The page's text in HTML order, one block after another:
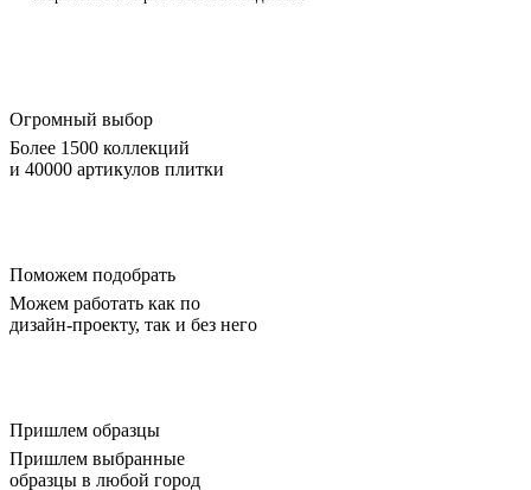
Огромный выбор
Более 1500 коллекций
и 40000 артикулов плитки
Поможем подобрать
Можем работать как по
дизайн-проекту, так и без него
Пришлем образцы
Пришлем выбранные
образцы в любой город